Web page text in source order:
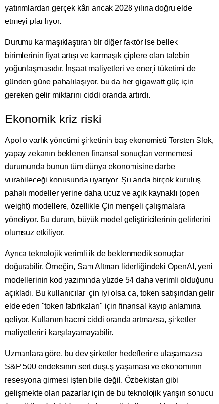
yatırımlardan gerçek kârı ancak 2028 yılına doğru elde
etmeyi planlıyor.
Durumu karmaşıklaştıran bir diğer faktör ise bellek
birimlerinin fiyat artışı ve karmaşık çiplere olan talebin
yoğunlaşmasıdır. İnşaat maliyetleri ve enerji tüketimi de
günden güne pahalılaşıyor, bu da her gigawatt güç için
gereken gelir miktarını ciddi oranda artırdı.
Ekonomik kriz riski
Apollo varlık yönetimi şirketinin baş ekonomisti Torsten Slok,
yapay zekanın beklenen finansal sonuçları vermemesi
durumunda bunun tüm dünya ekonomisine darbe
vurabileceği konusunda uyarıyor. Şu anda birçok kuruluş
pahalı modeller yerine daha ucuz ve açık kaynaklı (open
weight) modellere, özellikle Çin menşeli çalışmalara
yöneliyor. Bu durum, büyük model geliştiricilerinin gelirlerini
olumsuz etkiliyor.
Ayrıca teknolojik verimlilik de beklenmedik sonuçlar
doğurabilir. Örneğin, Sam Altman liderliğindeki OpenAI, yeni
modellerinin kod yazımında yüzde 54 daha verimli olduğunu
açıkladı. Bu kullanıcılar için iyi olsa da, token satışından gelir
elde eden "token fabrikaları" için finansal kayıp anlamına
geliyor. Kullanım hacmi ciddi oranda artmazsa, şirketler
maliyetlerini karşılayamayabilir.
Uzmanlara göre, bu dev şirketler hedeflerine ulaşamazsa
S&P 500 endeksinin sert düşüş yaşaması ve ekonominin
resesyona girmesi işten bile değil. Özbekistan gibi
gelişmekte olan pazarlar için de bu teknolojik yarışın sonucu